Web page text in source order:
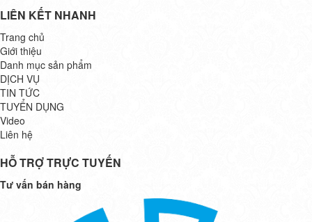
LIÊN KẾT NHANH
Trang chủ
Giới thiệu
Danh mục sản phẩm
DỊCH VỤ
TIN TỨC
TUYỂN DỤNG
Video
Liên hệ
HỖ TRỢ TRỰC TUYẾN
Tư vấn bán hàng